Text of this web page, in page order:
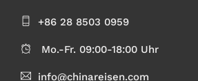
+86 28 8503 0959
Mo.-Fr. 09:00-18:00 Uhr
info@chinareisen.com